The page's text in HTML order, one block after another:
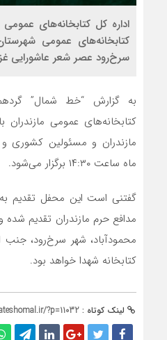
اداره کل کتابخانه‌های عمومی
کتابخانه‌های عمومی
سرخ‌رود عصر شعر عاشورایی
به گزارش “خط شمال”
کتابخانه‌های عمومی
ماه ساعت ۱۴:۳۰ برگزار می‌شود.
گفتنی است این محفل تقدیم
مدافع حرم مازندران ️تقدیم
محمودآباد، شهر سرخ‌رود، جنب
کتابخانه شهدا خواهد بود.
لینک کوتاه : ?p=11032